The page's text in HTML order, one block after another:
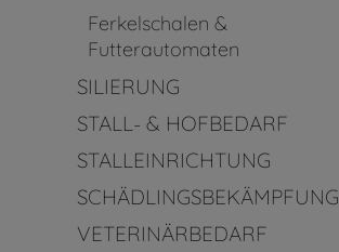
Ferkelschalen &
Futterautomaten
SILIERUNG
STALL- & HOFBEDARF
STALLEINRICHTUNG
SCHÄDLINGSBEKÄMPFUNG
VETERINÄRBEDARF